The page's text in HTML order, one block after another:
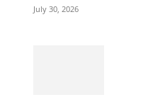
July 30, 2026